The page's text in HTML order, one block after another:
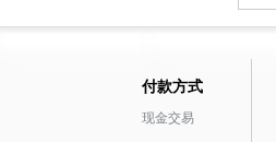
付款方式
现金交易